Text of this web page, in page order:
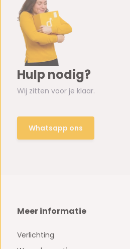
Hulp nodig?
Wij zitten voor je klaar.
Whatsapp ons
Meer informatie
Verlichting